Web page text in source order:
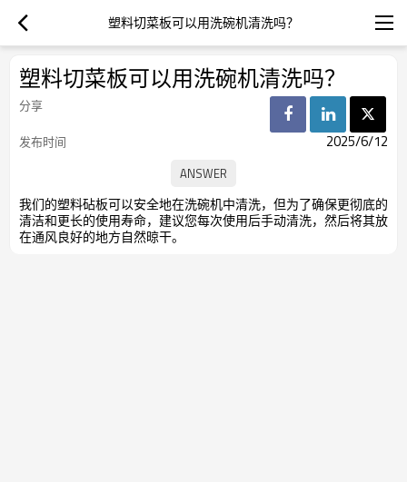
塑料切菜板可以用洗碗机清洗吗？
塑料切菜板可以用洗碗机清洗吗？
分享
发布时间
2025/6/12
我们的塑料砧板可以安全地在洗碗机中清洗，但为了确保更彻底的
清洁和更长的使用寿命，建议您每次使用后手动清洗，然后将其放
在通风良好的地方自然晾干。